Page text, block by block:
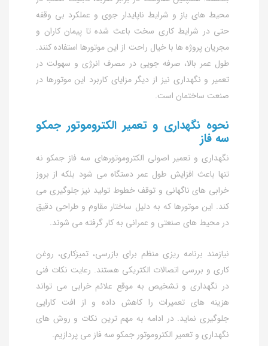
محیط‌ های باز و شرایط ناپایدار جوی و عملکرد بی‌ وقفه
حتی در شرایط کاری سخت باعث شده تا پیمان کاران و
مجریان پروژه‌ ها با خیال راحت از این موتورها استفاده کنند.
طول عمر بالا، صرفه‌ جویی در مصرف انرژی و سهولت در
تعمیر و نگهداری نیز از دیگر مزایای کاربرد این موتورها در
صنعت ساختمان است.
نحوه نگهداری و تعمیر الکتروموتور جمکو
سه فاز
نگهداری و تعمیر اصولی الکتروموتورهای سه فاز جمکو نه
تنها باعث افزایش طول عمر دستگاه می‌ شود بلکه از بروز
خرابی‌ های ناگهانی و توقف خطوط تولید نیز جلوگیری می‌
کند. این موتورها که به دلیل ساختار مقاوم و طراحی دقیق
در محیط‌ های صنعتی و عمرانی به کار گرفته می‌ شوند.
نیازمند برنامه‌ ریزی منظم برای بازرسی، تمیزکاری، روغن‌
کاری و بررسی اتصالات الکتریکی هستند. رعایت نکات فنی
در نگهداری و تشخیص به‌ موقع علائم خرابی می‌ تواند
هزینه‌ های تعمیرات را کاهش داده و از افت کارایی
جلوگیری نماید. در ادامه به مهم‌ ترین نکات و روش‌ های
نگهداری و تعمیر الکتروموتور جمکو سه فاز می‌ پردازیم.